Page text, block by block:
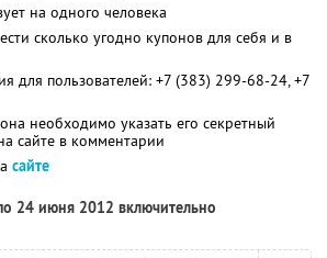
на одного человека
сколько угодно купонов для себя и в
для пользователей: +7 (383) 299-68-24, +7
необходимо указать его секретный
сайте в комментарии
сайте
24 июня 2012 включительно